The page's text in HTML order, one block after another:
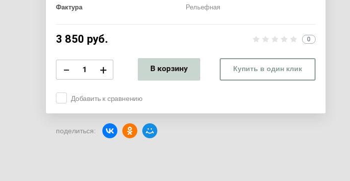
Фактура Рельефная
3 850 руб. 0
− + В корзину Купить в один клик
Добавить к сравнению
поделиться: